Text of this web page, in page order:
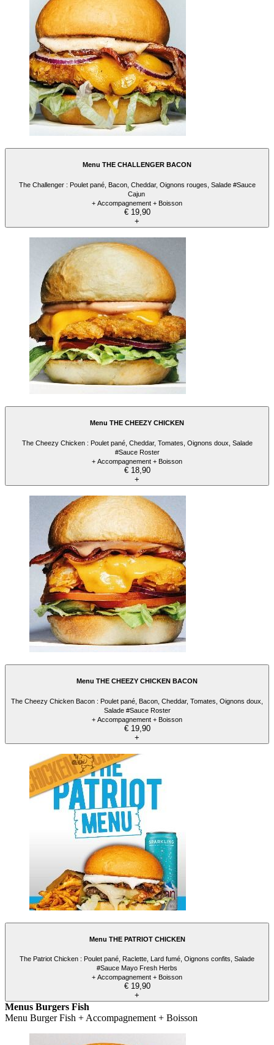
Menu THE CHALLENGER BACON
The Challenger : Poulet pané, Bacon, Cheddar, Oignons rouges, Salade #Sauce
Cajun
+ Accompagnement + Boisson
€ 19,90
+
Menu THE CHEEZY CHICKEN
The Cheezy Chicken : Poulet pané, Cheddar, Tomates, Oignons doux, Salade
#Sauce Roster
+ Accompagnement + Boisson
€ 18,90
+
Menu THE CHEEZY CHICKEN BACON
The Cheezy Chicken Bacon : Poulet pané, Bacon, Cheddar, Tomates, Oignons doux,
Salade #Sauce Roster
+ Accompagnement + Boisson
€ 19,90
+
Menu THE PATRIOT CHICKEN
The Patriot Chicken : Poulet pané, Raclette, Lard fumé, Oignons confits, Salade
#Sauce Mayo Fresh Herbs
+ Accompagnement + Boisson
€ 19,90
+
Menus Burgers Fish
Menu Burger Fish + Accompagnement + Boisson